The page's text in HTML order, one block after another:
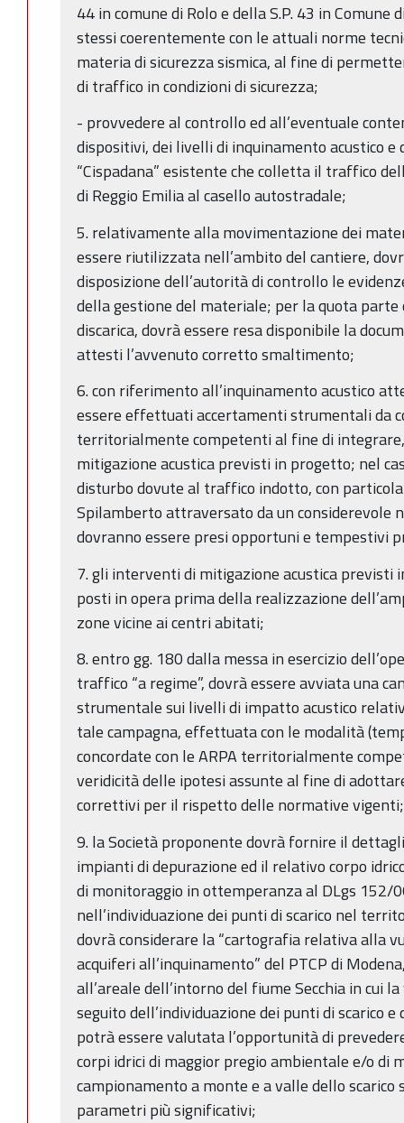
44 in comune di Rolo e della S.P. 43 in
stessi coerentemente con le attuali norme
materia di sicurezza sismica, al fine di
di traffico in condizioni di sicurezza;
- provvedere al controllo ed all’eventuale
dispositivi, dei livelli di inquinamento acustico
“Cispadana” esistente che colletta il traffico
di Reggio Emilia al casello autostradale;
5. relativamente alla movimentazione dei
essere riutilizzata nell’ambito del cantiere,
disposizione dell’autorità di controllo le
della gestione del materiale; per la quota
discarica, dovrà essere resa disponibile la
attesti l’avvenuto corretto smaltimento;
6. con riferimento all’inquinamento acustico
essere effettuati accertamenti strumentali da
territorialmente competenti al fine di
mitigazione acustica previsti in progetto; nel
disturbo dovute al traffico indotto, con
Spilamberto attraversato da un considerevole
dovranno essere presi opportuni e tempestivi
7. gli interventi di mitigazione acustica previsti
posti in opera prima della realizzazione
zone vicine ai centri abitati;
8. entro gg. 180 dalla messa in esercizio
traffico “a regime”, dovrà essere avviata una
strumentale sui livelli di impatto acustico
tale campagna, effettuata con le modalità
concordate con le ARPA territorialmente
veridicità delle ipotesi assunte al fine di
correttivi per il rispetto delle normative
9. la Società proponente dovrà fornire il
impianti di depurazione ed il relativo corpo
di monitoraggio in ottemperanza al DLgs 152/
nell’individuazione dei punti di scarico nel
dovrà considerare la “cartografia relativa alla
acquiferi all’inquinamento” del PTCP di
all’areale dell’intorno del fiume Secchia in cui
seguito dell’individuazione dei punti di scarico
potrà essere valutata l’opportunità di
corpi idrici di maggior pregio ambientale e/o di
campionamento a monte e a valle dello scarico
parametri più significativi;